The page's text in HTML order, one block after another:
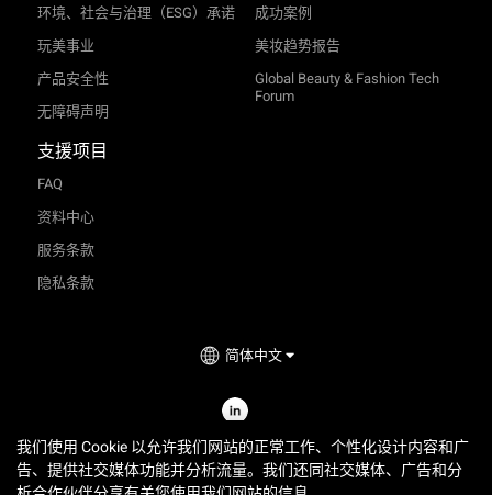
环境、社会与治理（ESG）承诺
玩美事业
产品安全性
无障碍声明
成功案例
美妆趋势报告
Global Beauty & Fashion Tech
Forum
支援项目
FAQ
资料中心
服务条款
隐私条款
简体中文
2026© Perfect Corp. All Rights Reserved.
玩美商贸（上海）有限公司
我们使用 Cookie 以允许我们网站的正常工作、个性化设计内容和广
告、提供社交媒体功能并分析流量。我们还同社交媒体、广告和分